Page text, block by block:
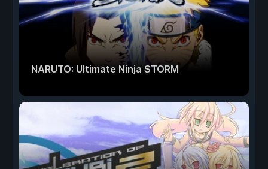
NARUTO: Ultimate Ninja STORM